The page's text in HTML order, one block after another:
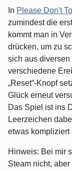
In Please Don't
zumindest die
kommt man in
drücken, um zu
sich aus
verschiedene
„Reset“-Knopf
Glück erneut
Das Spiel ist ins
Leerzeichen
etwas kompliziert
Hinweis: Bei mir
Steam nicht,